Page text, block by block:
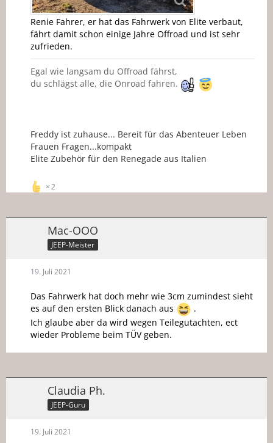
Renie Fahrer, er hat das Fahrwerk von Elite verbaut,
fährt damit schon einige Jahre Offroad und ist sehr
zufrieden.
Egal wie langsam du Offroad fährst,
du schlägst alle, die Onroad fahren.
Freddy ist zuhause... Bereit für das Abenteuer Leben
Frauen Fragen...kompakt
Elite Zubehör für den Renegade aus Italien
2
Mac-OOO
JEEP-Meister
19. Juli 2021
Das Fahrwerk hat doch mehr wie 3cm zumindest sieht
es auf den ersten Blick danach aus
.
Ich glaube aber da wird wegen Teilegutachten, ect
wieder Probleme beim TÜV geben.
Claudia Ph.
JEEP-Guru
19. Juli 2021